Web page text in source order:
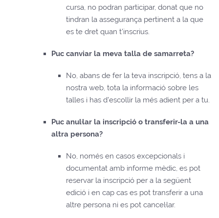
cursa, no podran participar, donat que no
tindran la assegurança pertinent a la que
es te dret quan t’inscrius.
Puc canviar la meva talla de samarreta?
No, abans de fer la teva inscripció, tens a la
nostra web, tota la informació sobre les
talles i has d’escollir la més adient per a tu.
Puc anul·lar la inscripció o transferir-la a una
altra persona?
No, només en casos excepcionals i
documentat amb informe mèdic, es pot
reservar la inscripció per a la següent
edició i en cap cas es pot transferir a una
altre persona ni es pot cancel·lar.